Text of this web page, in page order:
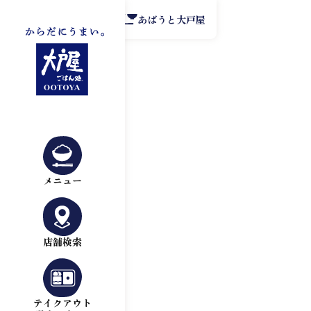
メニュー
店舗検索
テイクアウト
あばうと大戸屋